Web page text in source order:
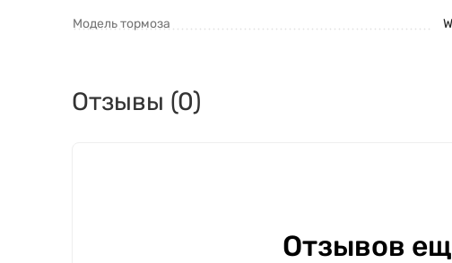
Модель тормоза
Отзывы (0)
Отзывов